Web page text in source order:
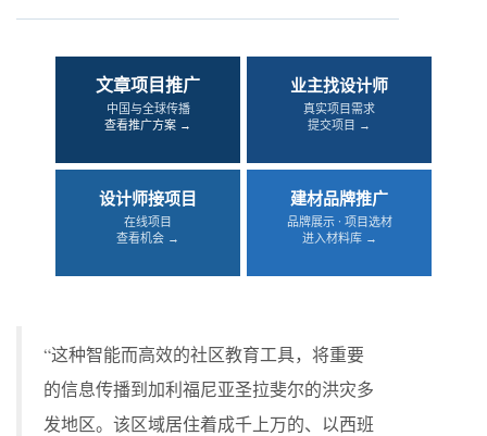
文章项目推广
中国与全球传播
查看推广方案 →
业主找设计师
真实项目需求
提交项目 →
设计师接项目
在线项目
查看机会 →
建材品牌推广
品牌展示 · 项目选材
进入材料库 →
“这种智能而高效的社区教育工具，将重要
的信息传播到加利福尼亚圣拉斐尔的洪灾多
发地区。该区域居住着成千上万的、以西班